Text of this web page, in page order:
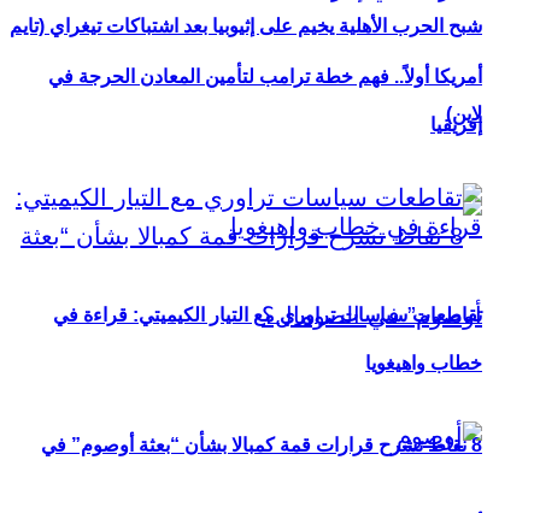
شبح الحرب الأهلية يخيم على إثيوبيا بعد اشتباكات تيغراي (تايم
لاين)
8 نقاط تشرح قرارات قمة كمبالا بشأن “بعثة أوصوم” في
أمريكا أولاً.. فهم خطة ترامب لتأمين المعادن الحرجة في
إفريقيا
تقاطعات سياسات تراوري مع التيار الكيميتي: قراءة في
خطاب واهيغويا